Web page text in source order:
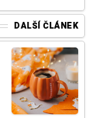
DALŠÍ ČLÁNEK